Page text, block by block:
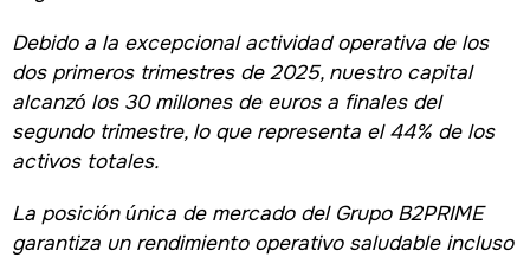
Debido a la excepcional actividad operativa de los
dos primeros trimestres de 2025, nuestro capital
alcanzó los 30 millones de euros a finales del
segundo trimestre, lo que representa el 44% de los
activos totales.
La posición única de mercado del Grupo B2PRIME
garantiza un rendimiento operativo saludable incluso